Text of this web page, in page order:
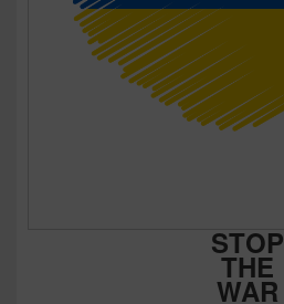
STOP
THE
WAR